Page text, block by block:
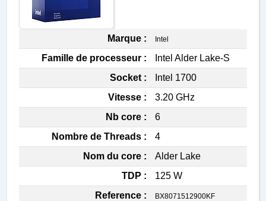
Marque : Intel
Famille de processeur :
Intel Alder Lake-S
Socket :
Intel 1700
Vitesse :
3.20 GHz
Nb core :
6
Nombre de Threads :
4
Nom du core :
Alder Lake
TDP :
125 W
Reference :
BX8071512900KF